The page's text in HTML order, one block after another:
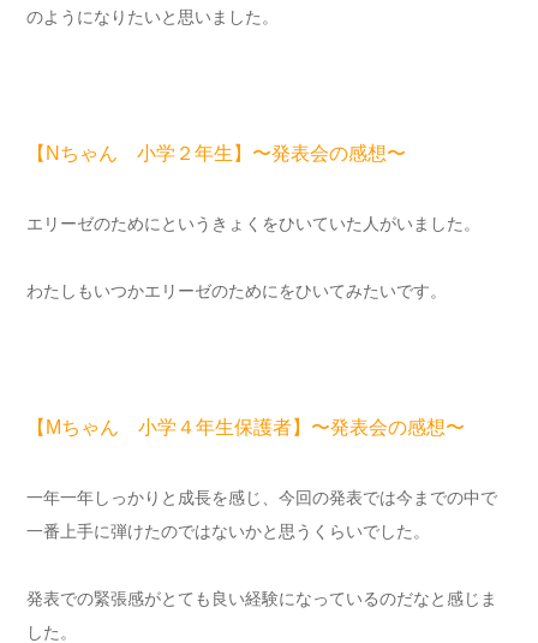
のようになりたいと思いました。
【Nちゃん 小学２年生】〜発表会の感想〜
エリーゼのためにというきょくをひいていた人がいました。
わたしもいつかエリーゼのためにをひいてみたいです。
【Mちゃん 小学４年生保護者】〜発表会の感想〜
一年一年しっかりと成長を感じ、今回の発表では今までの中で
一番上手に弾けたのではないかと思うくらいでした。
発表での緊張感がとても良い経験になっているのだなと感じま
した。